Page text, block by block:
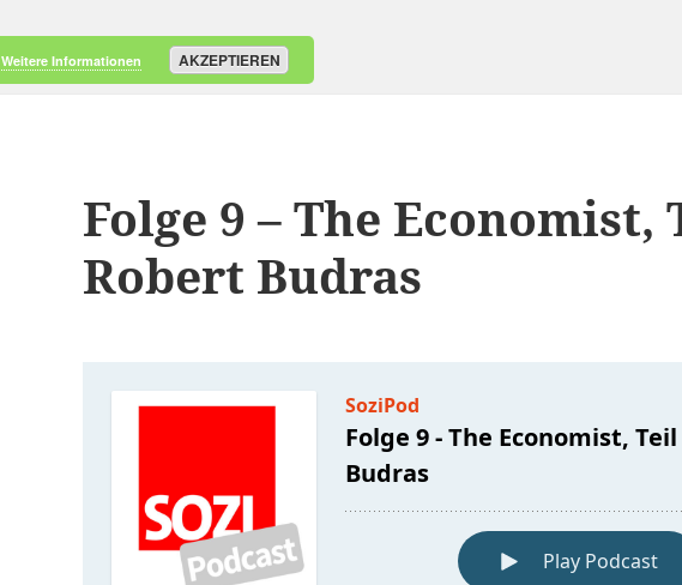
Folge 9 – The Economist,
Robert Budras
Weitere Informationen AKZEPTIEREN